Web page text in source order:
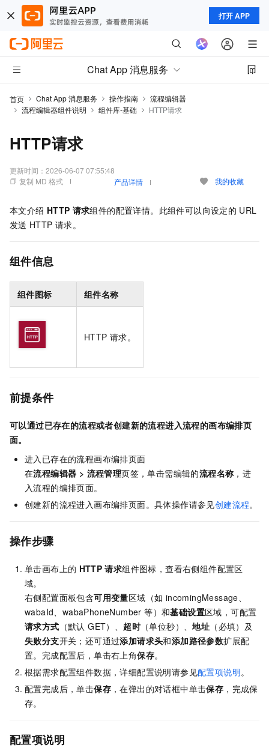
打开 APP
Chat App 消息服务
首页 Chat App 消息服务 操作指南
流程编辑器
流程编辑器组件说明
组件库-基础 HTTP请求
HTTP请求
更新时间： 2026-06-07 07:55:48
复制 MD 格式
产品详情 我的收藏
本文介绍 HTTP 请求组件的配置详情。此组件可以向设定的 URL
发送 HTTP 请求。
组件信息
组件图标 组件名称
HTTP 请求。
前提条件
可以通过已存在的流程或者创建新的流程进入流程的画布编排页
面。
进入已存在的流程画布编排页面
在流程编辑器 > 流程管理页签，单击需编辑的流程名称 ，进
入流程的编排页面。
创建新的流程进入画布编排页面。具体操作请参见创建流程。
操作步骤
单击画布上的 HTTP 请求组件图标，查看右侧组件配置区
域。
右侧配置面板包含可用变量区域（如 incomingMessage、
wabaId、wabaPhoneNumber 等）和基础设置区域，可配置
请求方式 （默认 GET）、 超时 （单位秒）、地址 （必填）及
失败分支开关；还可通过添加请求头和添加路径参数扩展配
置。完成配置后，单击右上角保存。
根据需求配置组件数据，详细配置说明请参见配置项说明。
配置完成后，单击保存 ，在弹出的对话框中单击保存 ，完成保
存。
配置项说明